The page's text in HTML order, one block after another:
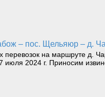
– пос. Щельяюр – д.
перевозок на маршруте д.
2024 г. Приносим